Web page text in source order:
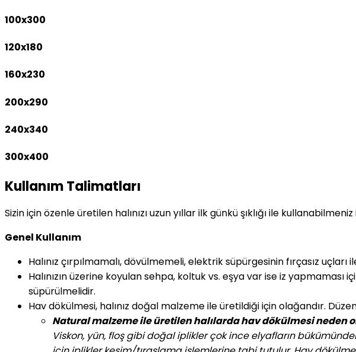
100x300
120x180
160x230
200x290
240x340
300x400
Kullanım Talimatları
Sizin için özenle üretilen halınızı uzun yıllar ilk günkü şıklığı ile
Genel Kullanım
Halınız çırpılmamalı, dövülmemeli, elektrik süpürgesinin fırçasız uçları
Halınızın üzerine koyulan sehpa, koltuk vs. eşya var ise iz
süpürülmelidir.
Hav dökülmesi, halınız doğal malzeme ile üretildiği için olağandır.
Natural malzeme ile üretilen halılarda hav dökülmesi neden
Viskon, yün, floş gibi doğal iplikler çok ince elyafların